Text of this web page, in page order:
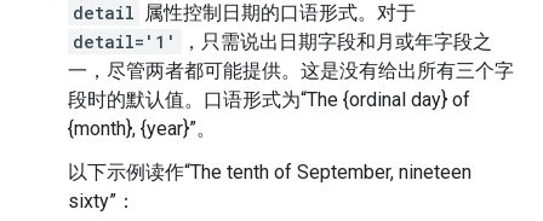
detail 属性控制日期的口语形式。对于
detail='1'
，只需说出日期字段和月或年字段之
一，尽管两者都可能提供。这是没有给出所有三个字
段时的默认值。口语形式为“The {ordinal day} of
{month}, {year}”。
以下示例读作“The tenth of September, nineteen
sixty”：